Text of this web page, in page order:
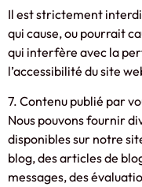
Il est strictement
qui cause, ou pourrait
qui interfère avec la
l’accessibilité du site
7. Contenu publié par
Nous pouvons fournir
disponibles sur notre
blog, des articles de
messages, des